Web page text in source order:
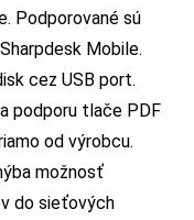
Podporované sú
Mobile.
cez USB port.
podporu tlače PDF
od výrobcu.
možnosť
do sieťových